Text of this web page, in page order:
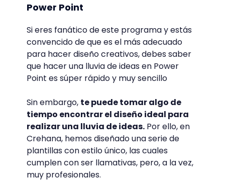
Power Point
Si eres fanático de este programa y estás
convencido de que es el más adecuado
para hacer diseño creativos, debes saber
que hacer una lluvia de ideas en Power
Point es súper rápido y muy sencillo
Sin embargo, te puede tomar algo de
tiempo encontrar el diseño ideal para
realizar una lluvia de ideas.Por ello, en
Crehana, hemos diseñado una serie de
plantillas con estilo único, las cuales
cumplen con ser llamativas, pero, a la vez,
muy profesionales.